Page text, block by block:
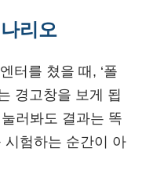
리오
터를 쳤을 때, ‘폴
경고창을 보게 됩
러봐도 결과는 똑
시험하는 순간이 아